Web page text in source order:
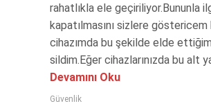
rahatlıkla ele geçiriliyor.Bununla
kapatılmasını sizlere
cihazımda bu şekilde elde
sildim.Eğer cihazlarınızda bu alt
Devamını Oku
Güvenlik